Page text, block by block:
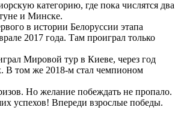
категорию, где пока числятся два
и Минске.
в истории Белоруссии этапа
2017 года. Там проиграл только
Мировой тур в Киеве, через год
В том же 2018-м стал чемпионом
Но желание побеждать не пропало.
успехов! Впереди взрослые победы.